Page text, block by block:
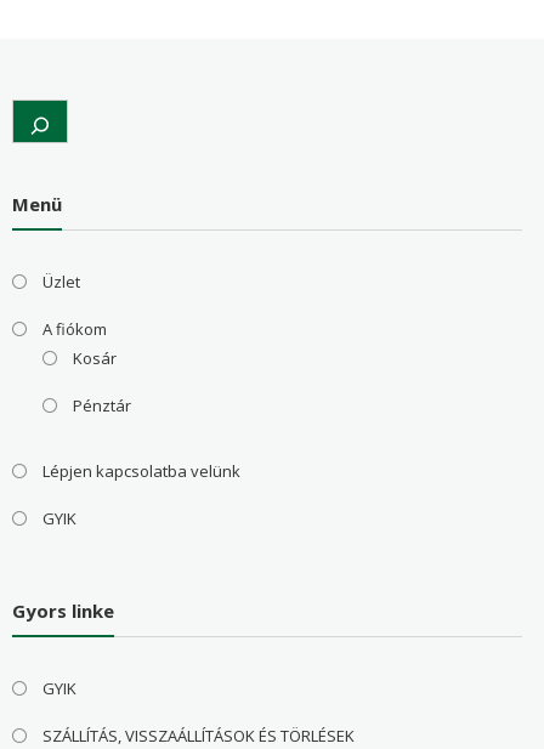
Search
Menü
Üzlet
A fiókom
Kosár
Pénztár
Lépjen kapcsolatba velünk
GYIK
Gyors linke
GYIK
SZÁLLÍTÁS, VISSZAÁLLÍTÁSOK ÉS TÖRLÉSEK